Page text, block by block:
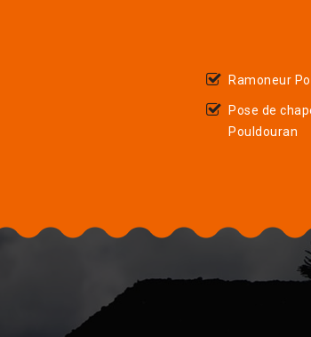
Ramoneur
Pose de
Pouldouran